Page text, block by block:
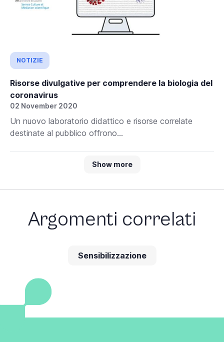
NOTIZIE
Risorse divulgative per comprendere la biologia del
coronavirus
02 November 2020
Un nuovo laboratorio didattico e risorse correlate
destinate al pubblico offrono...
Show more
Argomenti correlati
Sensibilizzazione